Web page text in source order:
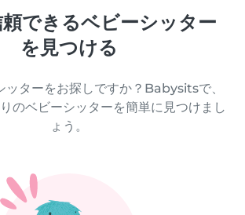
できるベビーシッター
を見つける
ッターをお探しですか？Babysitsで、
のベビーシッターを簡単に見つけまし
ょう。